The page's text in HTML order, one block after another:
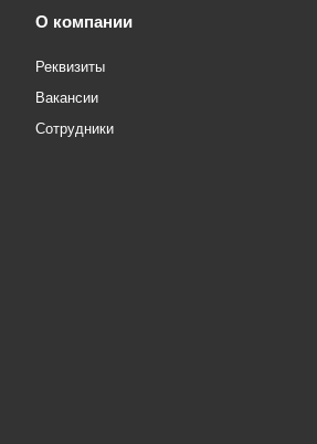
О компании
Реквизиты
Вакансии
Сотрудники